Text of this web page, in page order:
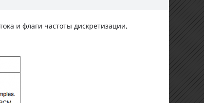
и флаги частоты дискретизации,